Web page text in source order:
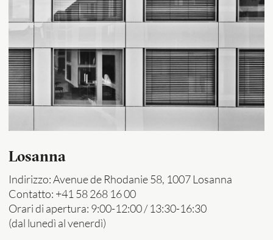
Losanna
Indirizzo: Avenue de Rhodanie 58, 1007 Losanna
Contatto: +41 58 268 16 00
Orari di apertura: 9:00-12:00 / 13:30-16:30
(dal lunedì al venerdì)